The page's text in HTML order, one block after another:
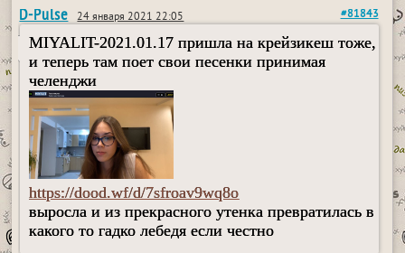
D-Pulse 24 января 2021 22:05 #81843
MIYALIT-2021.01.17 пришла на крейзикеш тоже,
и теперь там поет свои песенки принимая
челенджи
https://dood.wf/d/7sfroav9wq8o
выросла и из прекрасного утенка превратилась в
какого то гадко лебедя если честно